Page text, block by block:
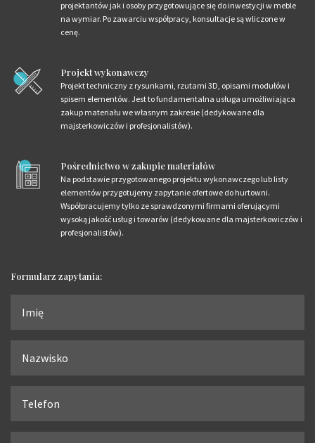
projektantów jak i osoby przygotowujące się do inwestycji w meble
na wymiar. Po zawarciu współpracy, konsultacje są wliczone w
cenę.
Projekt wykonawczy
Projekt techniczny z rysunkami, rzutami 3D, opisami modułów i
spisem elementów. Jest to fundamentalna usługa umożliwiająca
zakup materiału we własnym zakresie (dedykowane dla
majsterkowiczów i profesjonalistów).
Pośrednictwo w zakupie materiałów
Na podstawie przygotowanego projektu wykonawczego lub listy
elementów przygotujemy zapytanie ofertowe do hurtowni.
Współpracujemy tylko ze sprawdzonymi firmami oferującymi
wysoką jakość usług i towarów (dedykowane dla majsterkowiczów i
profesjonalistów).
Formularz zapytania: